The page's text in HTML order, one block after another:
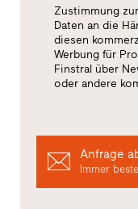
Zustimmung
Daten an die
diesen
Werbung für
Finstral über
oder andere
Anfrage
Immer